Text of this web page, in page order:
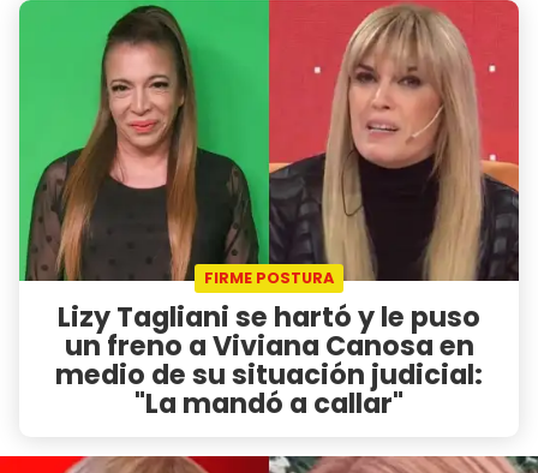
FIRME POSTURA
Lizy Tagliani se hartó y le puso
un freno a Viviana Canosa en
medio de su situación judicial:
"La mandó a callar"